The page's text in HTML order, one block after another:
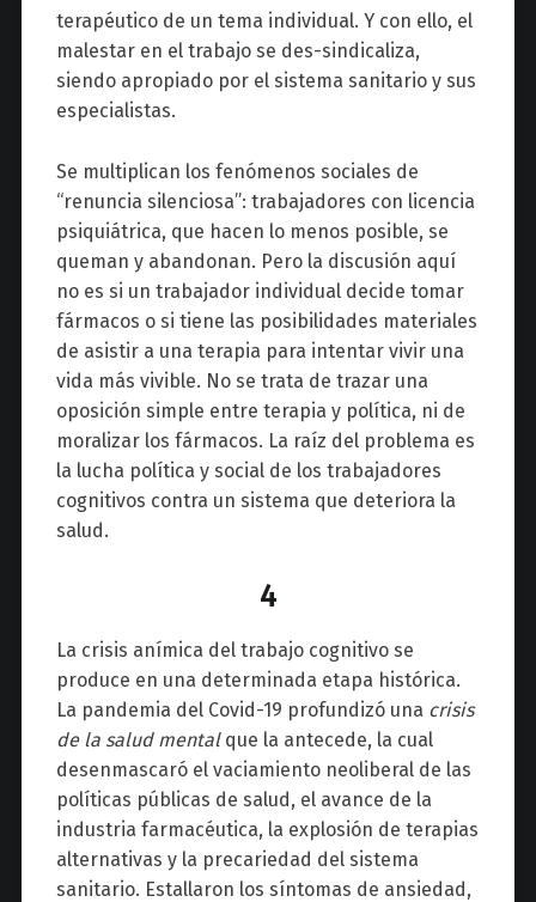
terapéutico de un tema individual. Y con ello, el
malestar en el trabajo se des-sindicaliza,
siendo apropiado por el sistema sanitario y sus
especialistas.
Se multiplican los fenómenos sociales de
“renuncia silenciosa”: trabajadores con licencia
psiquiátrica, que hacen lo menos posible, se
queman y abandonan. Pero la discusión aquí
no es si un trabajador individual decide tomar
fármacos o si tiene las posibilidades materiales
de asistir a una terapia para intentar vivir una
vida más vivible. No se trata de trazar una
oposición simple entre terapia y política, ni de
moralizar los fármacos. La raíz del problema es
la lucha política y social de los trabajadores
cognitivos contra un sistema que deteriora la
salud.
4
La crisis anímica del trabajo cognitivo se
produce en una determinada etapa histórica.
La pandemia del Covid-19 profundizó una crisis
de la salud mentalque la antecede, la cual
desenmascaró el vaciamiento neoliberal de las
políticas públicas de salud, el avance de la
industria farmacéutica, la explosión de terapias
alternativas y la precariedad del sistema
sanitario. Estallaron los síntomas de ansiedad,